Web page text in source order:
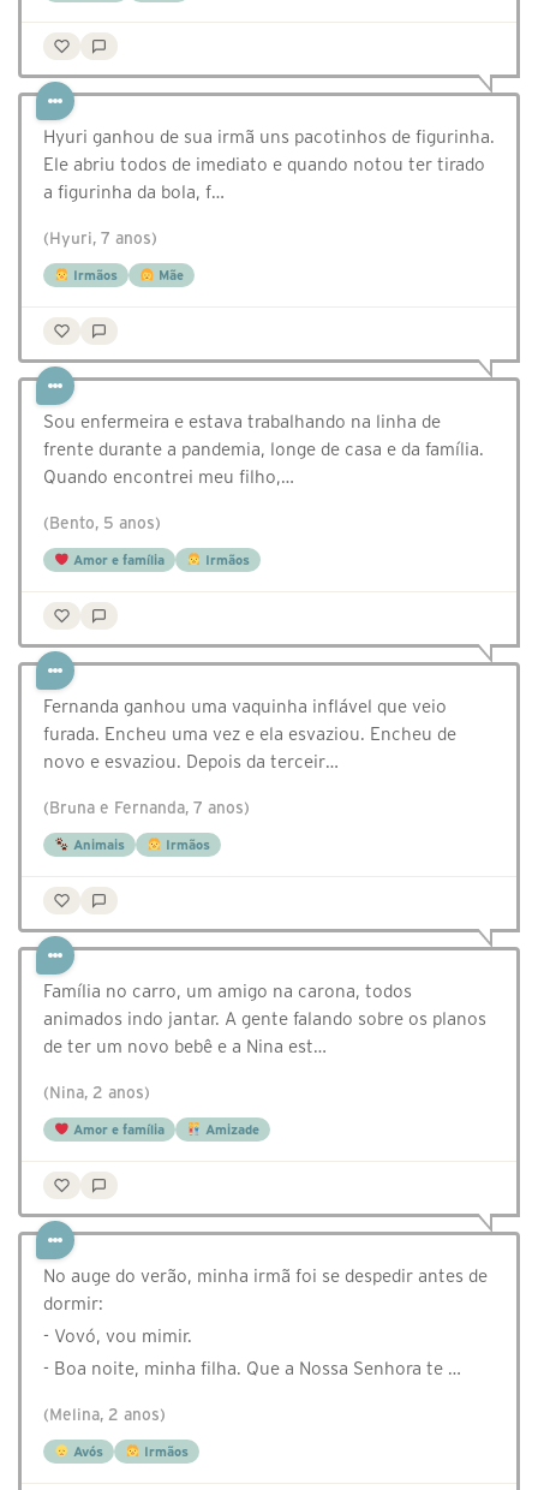
Hyuri ganhou de sua irmã uns pacotinhos de figurinha.
Ele abriu todos de imediato e quando notou ter tirado
a figurinha da bola, f…
(Hyuri, 7 anos)
Irmãos Mãe
Sou enfermeira e estava trabalhando na linha de
frente durante a pandemia, longe de casa e da família.
Quando encontrei meu filho,…
(Bento, 5 anos)
Amor e família Irmãos
Fernanda ganhou uma vaquinha inflável que veio
furada. Encheu uma vez e ela esvaziou. Encheu de
novo e esvaziou. Depois da terceir…
(Bruna e Fernanda, 7 anos)
Animais Irmãos
Família no carro, um amigo na carona, todos
animados indo jantar. A gente falando sobre os planos
de ter um novo bebê e a Nina est…
(Nina, 2 anos)
Amor e família Amizade
No auge do verão, minha irmã foi se despedir antes de
dormir:
- Vovó, vou mimir.
- Boa noite, minha filha. Que a Nossa Senhora te …
(Melina, 2 anos)
Avós Irmãos